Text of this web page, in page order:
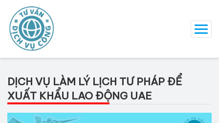
DỊCH VỤ LÀM LÝ LỊCH TƯ PHÁP ĐỂ
XUẤT KHẨU LAO ĐỘNG UAE